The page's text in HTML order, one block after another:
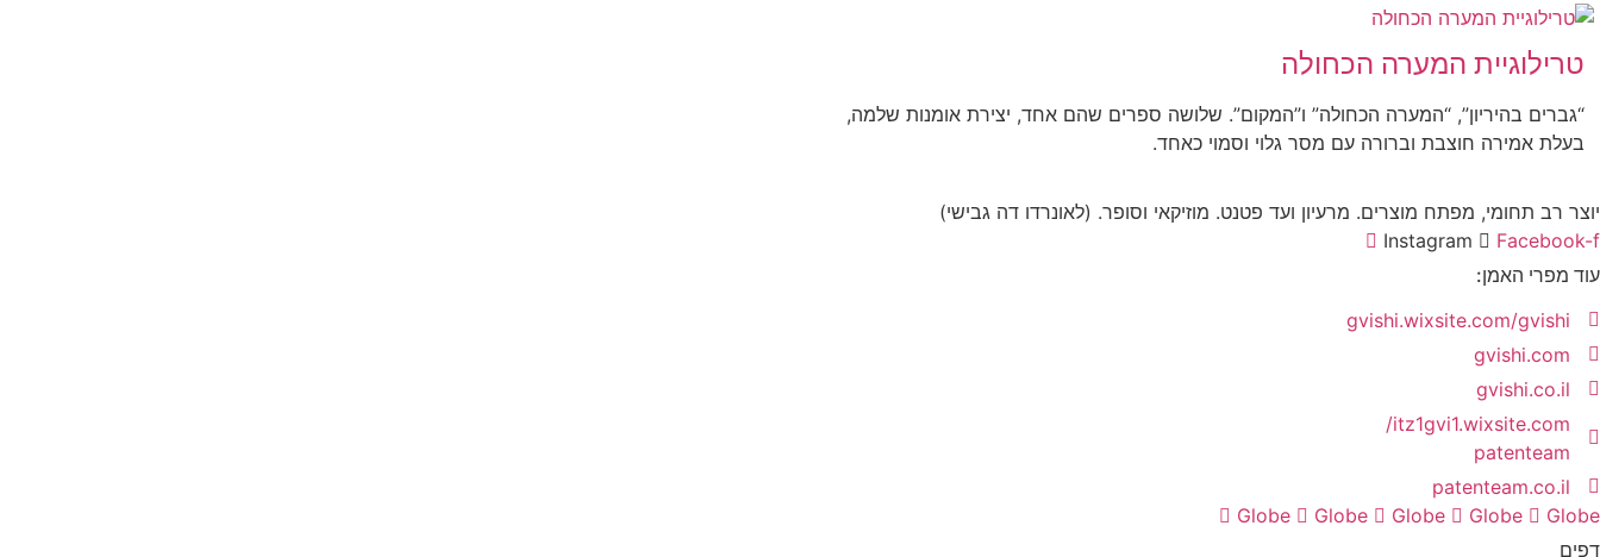
טרילוגיית המערה הכחולה
“גברים בהיריון”, “המערה הכחולה” ו”המקום”. שלושה ספרים שהם אחד, יצירת אומנות שלמה,
בעלת אמירה חוצבת וברורה עם מסר גלוי וסמוי כאחד.
יוצר רב תחומי, מפתח מוצרים. מרעיון ועד פטנט. מוזיקאי וסופר. (לאונרדו דה גבישי)
Instagram
Facebook-f
עוד מפרי האמן:
gvishi.wixsite.com/gvishi
gvishi.com
gvishi.co.il
itz1gvi1.wixsite.com/
patenteam
patenteam.co.il
Globe
Globe Globe Globe
Globe
דפים